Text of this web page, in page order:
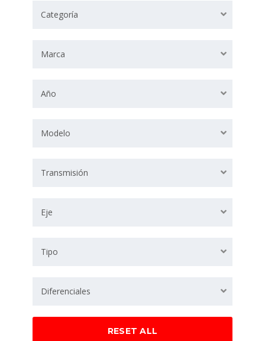
Categoría
Marca
Año
Modelo
Transmisión
Eje
Tipo
Diferenciales
RESET ALL